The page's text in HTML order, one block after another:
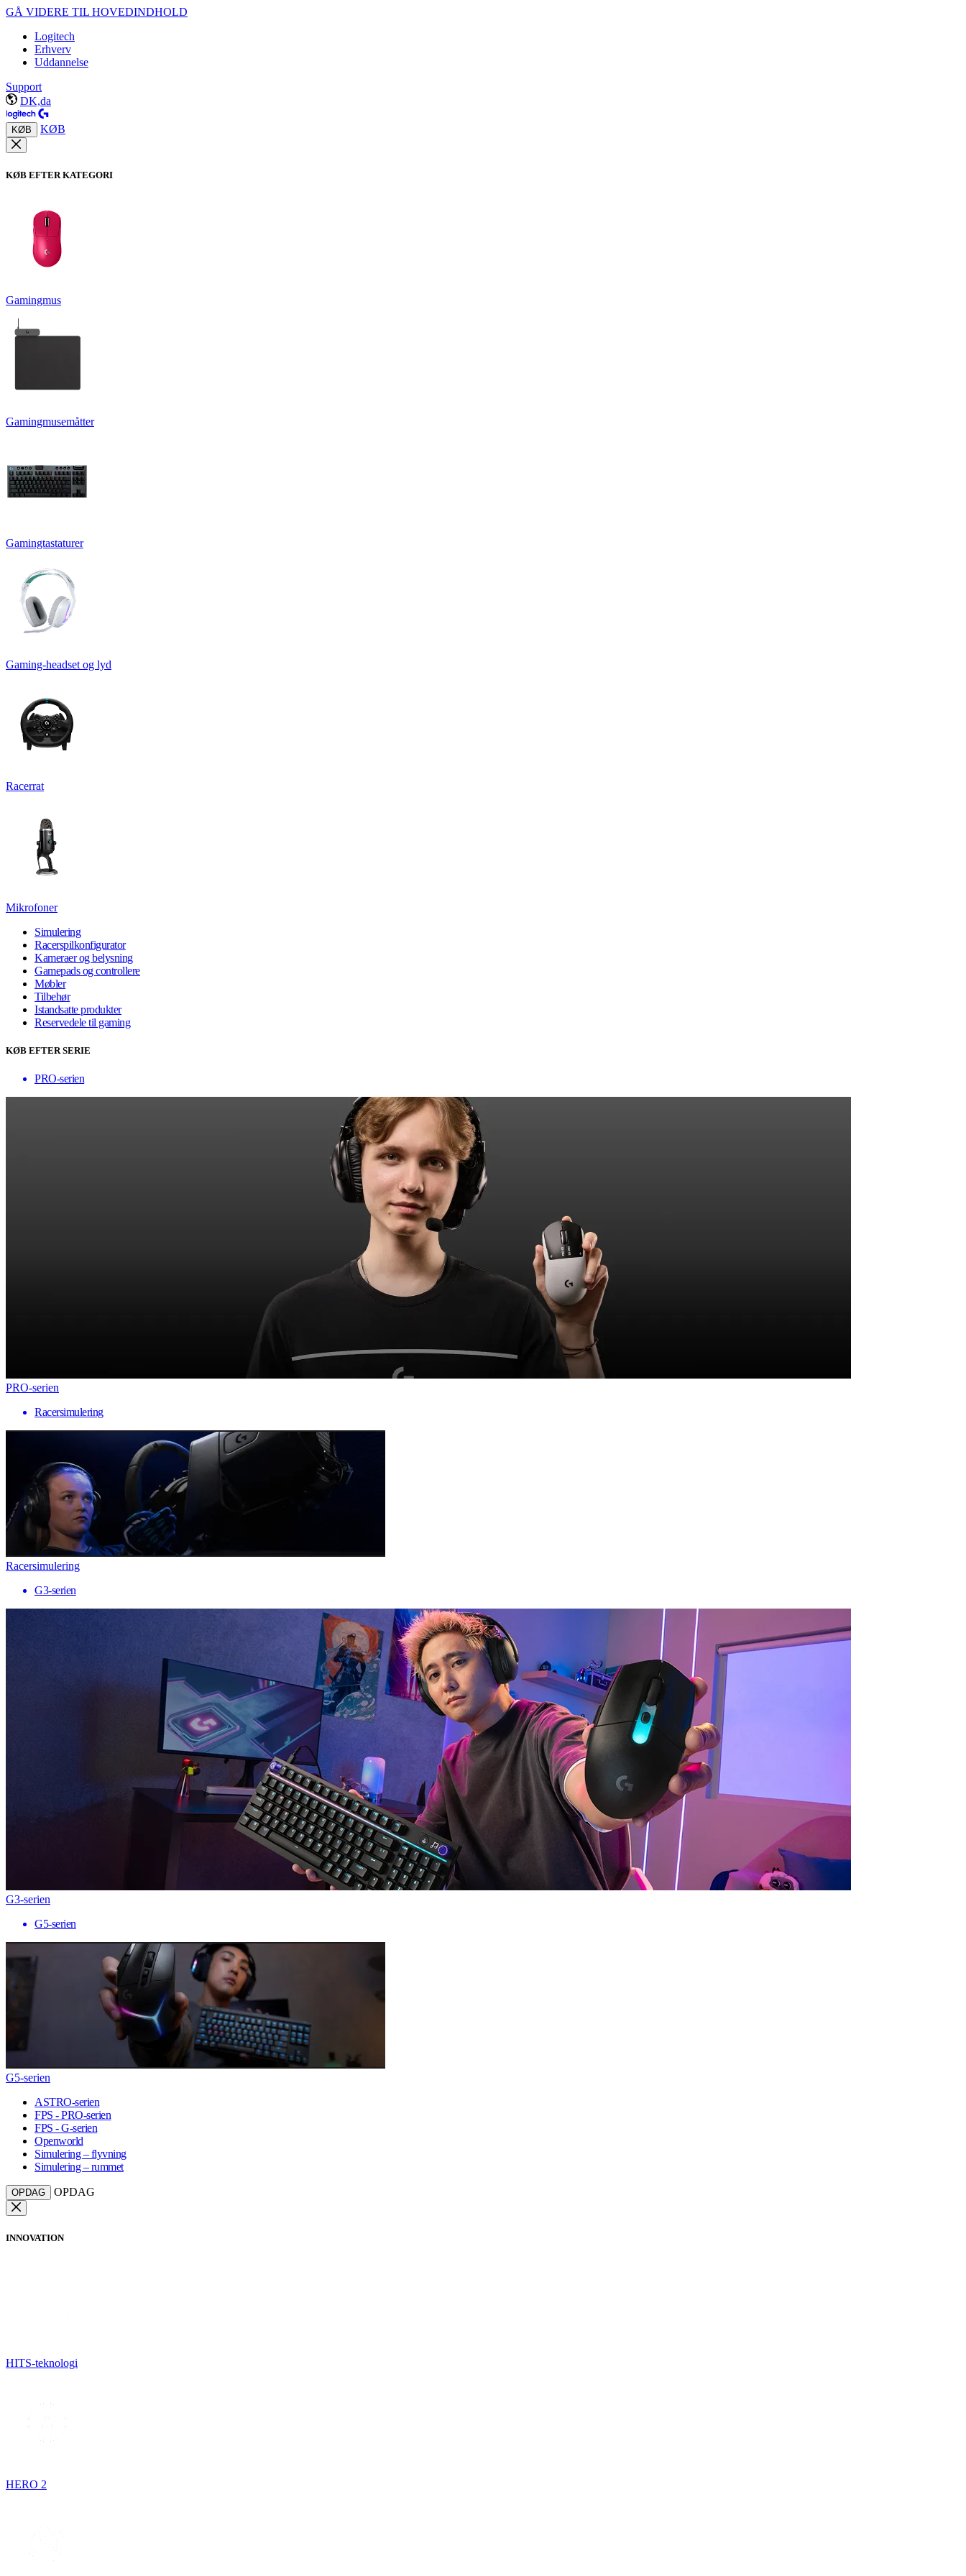
GÅ VIDERE TIL HOVEDINDHOLD
Logitech
Erhverv
Uddannelse
Support
DK,da
KØB KØB
KØB EFTER KATEGORI
Gamingmus
Gamingmusemåtter
Gamingtastaturer
Gaming-headset og lyd
Racerrat
Mikrofoner
Simulering
Racerspilkonfigurator
Kameraer og belysning
Gamepads og controllere
Møbler
Tilbehør
Istandsatte produkter
Reservedele til gaming
KØB EFTER SERIE
PRO-serien
PRO-serien
Racersimulering
Racersimulering
G3-serien
G3-serien
G5-serien
G5-serien
ASTRO-serien
FPS - PRO-serien
FPS - G-serien
Openworld
Simulering – flyvning
Simulering – rummet
OPDAG OPDAG
INNOVATION
HITS-teknologi
HERO 2